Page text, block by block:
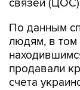
связей
По данным
людям, в том
продавали
счета